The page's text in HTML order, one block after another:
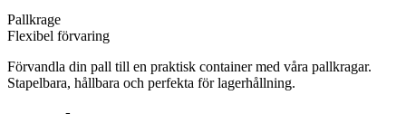
Pallkrage
Flexibel förvaring
Förvandla din pall till en praktisk container med våra pallkragar.
Stapelbara, hållbara och perfekta för lagerhållning.